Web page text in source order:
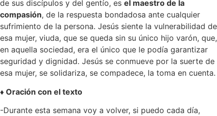
de sus discípulos y del gentío, es el maestro de la
compasión, de la respuesta bondadosa ante cualquier
sufrimiento de la persona. Jesús siente la vulnerabilidad de
esa mujer, viuda, que se queda sin su único hijo varón, que,
en aquella sociedad, era el único que le podía garantizar
seguridad y dignidad. Jesús se conmueve por la suerte de
esa mujer, se solidariza, se compadece, la toma en cuenta.
♦ Oración con el texto
-Durante esta semana voy a volver, si puedo cada día,